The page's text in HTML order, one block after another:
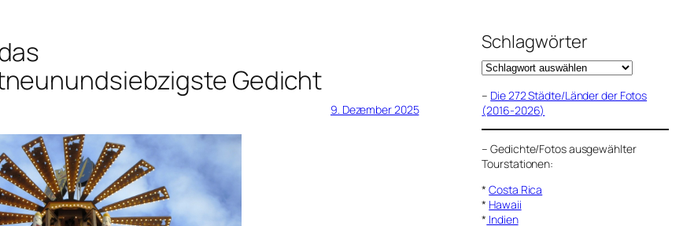
Gedicht
9. Dezember 2025
Schlagwörter
– Die 272 Städte/Länder der Fotos
(2016-2026)
–Gedichte/Fotos ausgewählter
Tourstationen:
*Costa Rica
* Hawaii
* Indien